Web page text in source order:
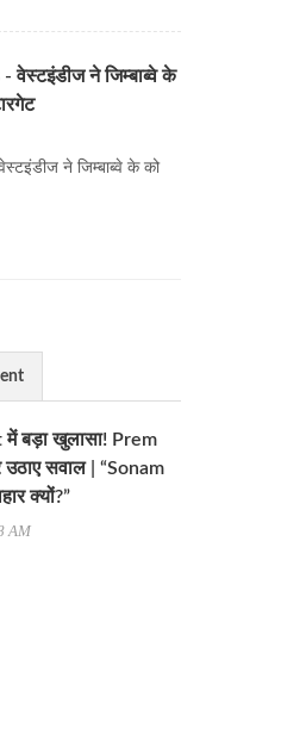
वेस्टइंडीज ने जिम्बाब्वे के
ने जिम्बाब्वे के को
बड़ा खुलासा! Prem
सवाल | “Sonam
क्यों?”
AM